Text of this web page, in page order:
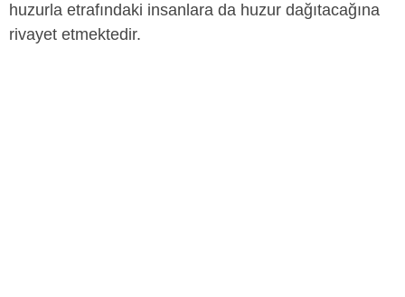
huzurla etrafındaki insanlara da huzur dağıtacağına
rivayet etmektedir.